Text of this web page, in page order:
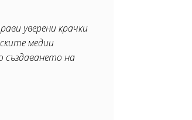
уверени крачки
медии
създаването на